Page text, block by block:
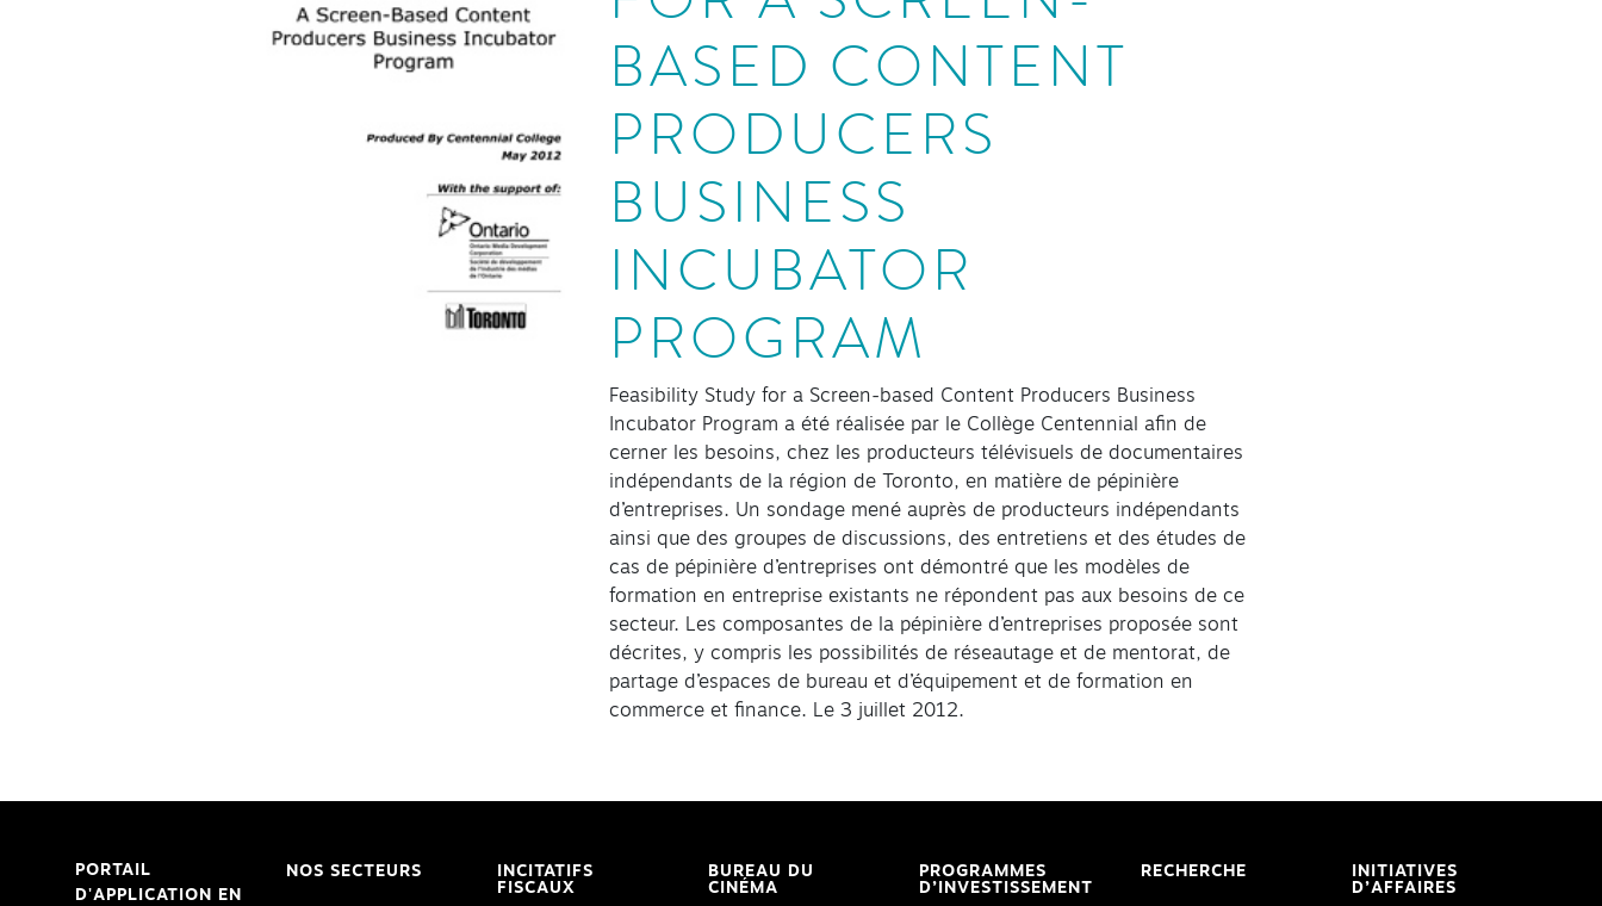
BASED CONTENT
PRODUCERS
BUSINESS
INCUBATOR
PROGRAM
Feasibility Study for a Screen-based Content Producers Business
Incubator Program a été réalisée par le Collège Centennial afin de
cerner les besoins, chez les producteurs télévisuels de documentaires
indépendants de la région de Toronto, en matière de pépinière
d’entreprises. Un sondage mené auprès de producteurs indépendants
ainsi que des groupes de discussions, des entretiens et des études de
cas de pépinière d’entreprises ont démontré que les modèles de
formation en entreprise existants ne répondent pas aux besoins de ce
secteur. Les composantes de la pépinière d’entreprises proposée sont
décrites, y compris les possibilités de réseautage et de mentorat, de
partage d’espaces de bureau et d’équipement et de formation en
commerce et finance. Le 3 juillet 2012.
PORTAIL
D'APPLICATION EN
NOS SECTEURS
INCITATIFS
FISCAUX
BUREAU DU
CINÉMA
PROGRAMMES
D’INVESTISSEMENT
RECHERCHE
INITIATIVES
D’AFFAIRES